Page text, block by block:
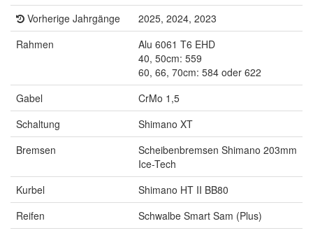
Vorherige Jahrgänge
2025, 2024, 2023
Rahmen
Alu 6061 T6 EHD
40, 50cm: 559
60, 66, 70cm: 584 oder 622
Gabel
CrMo 1,5
Schaltung
Shimano XT
Bremsen
Scheibenbremsen Shimano 203mm
Ice-Tech
Kurbel
Shimano HT II BB80
Reifen
Schwalbe Smart Sam (Plus)